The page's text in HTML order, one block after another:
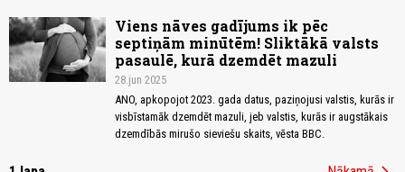
Viens nāves gadījums ik pēc
septiņām minūtēm! Sliktākā valsts
pasaulē, kurā dzemdēt mazuli
28.jun 2025
ANO, apkopojot 2023. gada datus, paziņojusi valstis, kurās ir
visbīstamāk dzemdēt mazuli, jeb valstis, kurās ir augstākais
dzemdībās mirušo sieviešu skaits, vēsta BBC.